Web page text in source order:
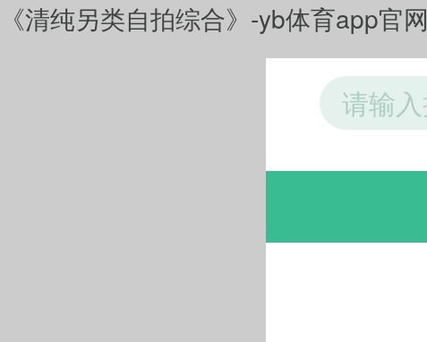
《清纯另类自拍综合》-yb体育app官网